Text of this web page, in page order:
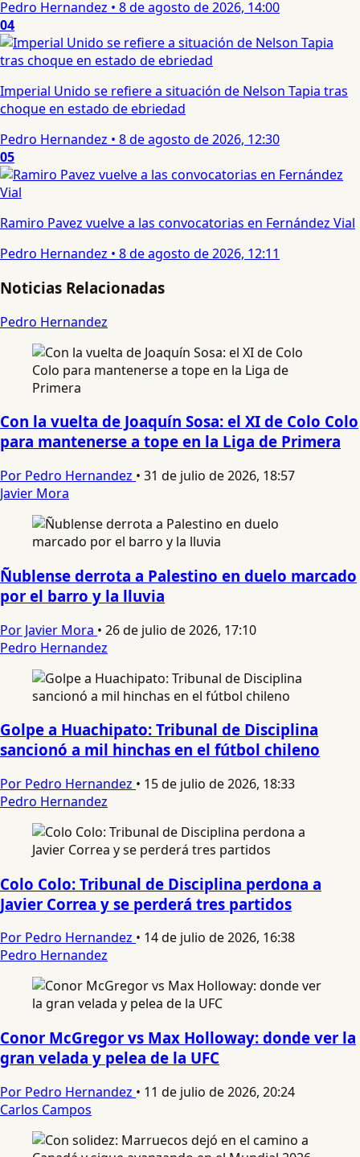
Pedro Hernandez • 8 de agosto de 2026, 14:00
04
Imperial Unido se refiere a situación de Nelson Tapia tras
choque en estado de ebriedad
Pedro Hernandez • 8 de agosto de 2026, 12:30
05
Ramiro Pavez vuelve a las convocatorias en Fernández Vial
Pedro Hernandez • 8 de agosto de 2026, 12:11
Noticias Relacionadas
Pedro Hernandez
Con la vuelta de Joaquín Sosa: el XI de Colo Colo
para mantenerse a tope en la Liga de Primera
Por Pedro Hernandez • 31 de julio de 2026, 18:57
Javier Mora
Ñublense derrota a Palestino en duelo marcado
por el barro y la lluvia
Por Javier Mora • 26 de julio de 2026, 17:10
Pedro Hernandez
Golpe a Huachipato: Tribunal de Disciplina
sancionó a mil hinchas en el fútbol chileno
Por Pedro Hernandez • 15 de julio de 2026, 18:33
Pedro Hernandez
Colo Colo: Tribunal de Disciplina perdona a
Javier Correa y se perderá tres partidos
Por Pedro Hernandez • 14 de julio de 2026, 16:38
Pedro Hernandez
Conor McGregor vs Max Holloway: donde ver la
gran velada y pelea de la UFC
Por Pedro Hernandez • 11 de julio de 2026, 20:24
Carlos Campos